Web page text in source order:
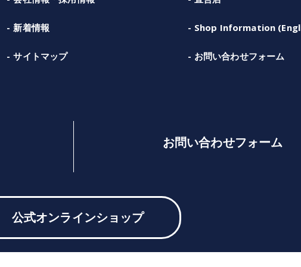
新着情報 Shop Information
サイトマップ お問い合わせフォーム
お問い合わせフォーム
公式オンラインショップ